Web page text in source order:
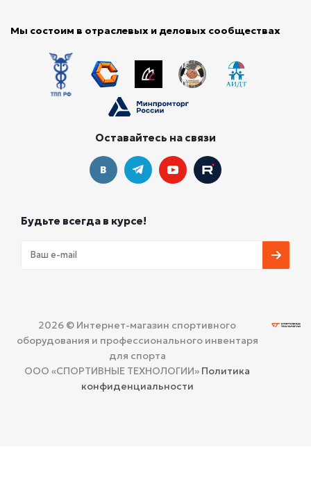
Мы состоим в отраслевых и деловых сообществах
Оставайтесь на связи
Будьте всегда в курсе!
2026 © Интернет-магазин спортивного
оборудования и профессионального инвентаря
для спорта
ООО «СПОРТИВНЫЕ ТЕХНОЛОГИИ» Политика
конфиденциальности